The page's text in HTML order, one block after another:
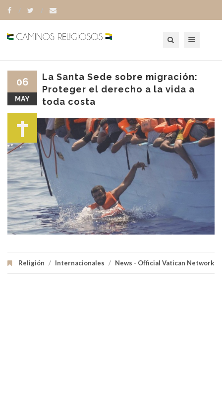
La Santa Sede sobre migración:
Proteger el derecho a la vida a
toda costa
Religión / Internacionales / News - Official Vatican Network
06
MAY